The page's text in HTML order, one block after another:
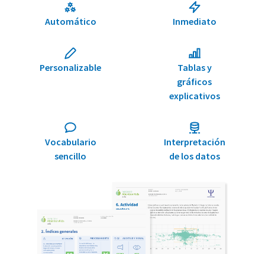
Automático Inmediato
Personalizable
Tablas y
gráficos
explicativos
Vocabulario
sencillo
Interpretación
de los datos